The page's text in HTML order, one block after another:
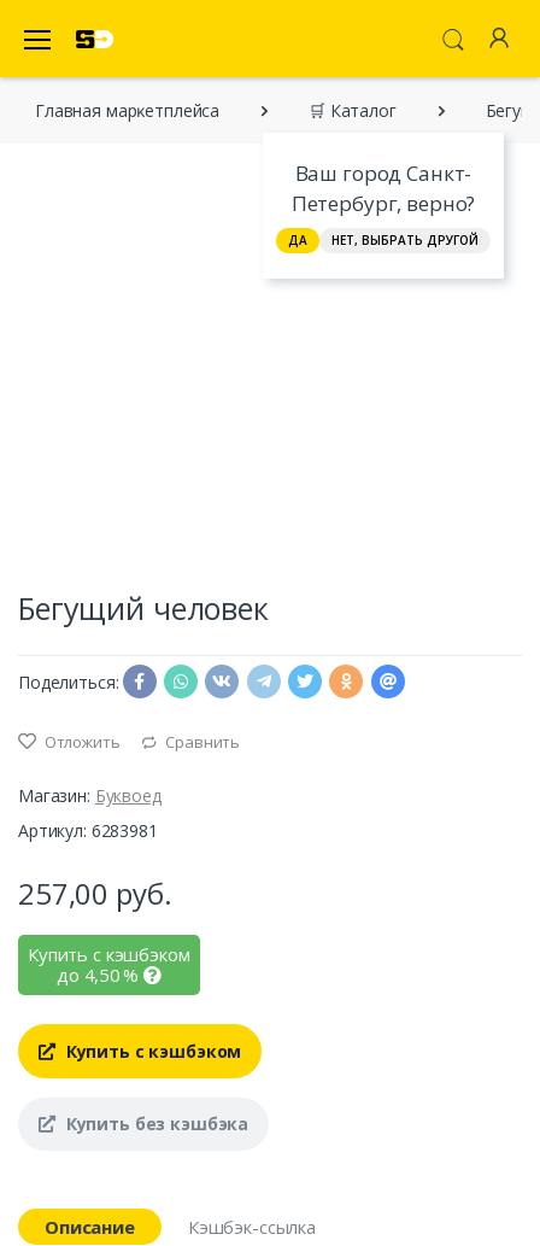
Ваш город Санкт-
Петербург, верно?
ДА НЕТ, ВЫБРАТЬ ДРУГОЙ
Главная марĸетплейса 🛒 Каталог
Бегущий человек
Поделиться:
Отложить Сравнить
Магазин: Буквоед
Артикул: 6283981
257,00 руб.
Купить с кэшбэком
до 4,50%
Купить с кэшбэком
Купить без кэшбэка
Описание
Кэшбэк-ссылка